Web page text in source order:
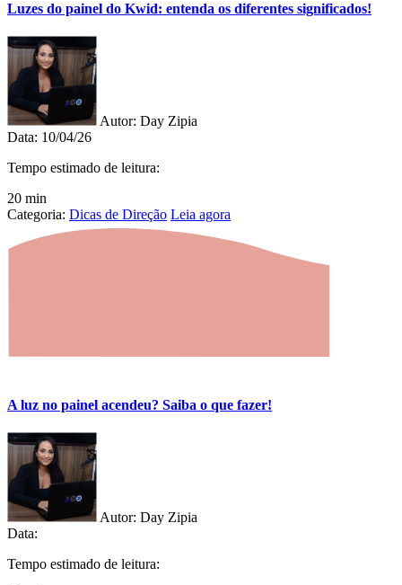
Luzes do painel do Kwid: entenda os diferentes significados!
Autor: Day Zipia
Data: 10/04/26
Tempo estimado de leitura:
20 min
Categoria: Dicas de Direção Leia agora
A luz no painel acendeu? Saiba o que fazer!
Autor: Day Zipia
Data:
Tempo estimado de leitura: